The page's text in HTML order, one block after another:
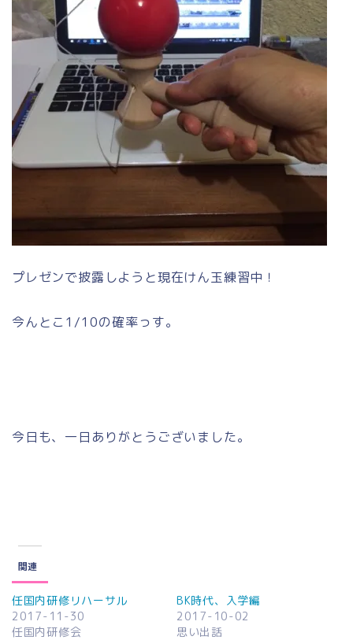
プレゼンで披露しようと現在けん玉練習中！
今んとこ1/10の確率っす。
今日も、一日ありがとうございました。
関連
任国内研修リハーサル
2017-11-30
任国内研修会
BK時代、入学編
2017-10-02
思い出話